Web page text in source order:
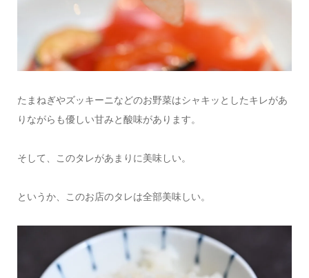
たまねぎやズッキーニなどのお野菜はシャキッとしたキレがあ
りながらも優しい甘みと酸味があります。
そして、このタレがあまりに美味しい。
というか、このお店のタレは全部美味しい。